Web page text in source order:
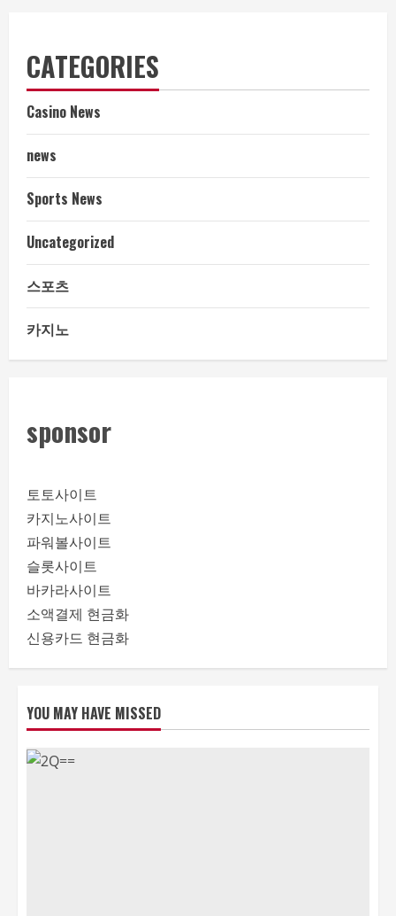
CATEGORIES
Casino News
news
Sports News
Uncategorized
스포츠
카지노
sponsor
토토사이트
카지노사이트
파워볼사이트
슬롯사이트
바카라사이트
소액결제 현금화
신용카드 현금화
YOU MAY HAVE MISSED